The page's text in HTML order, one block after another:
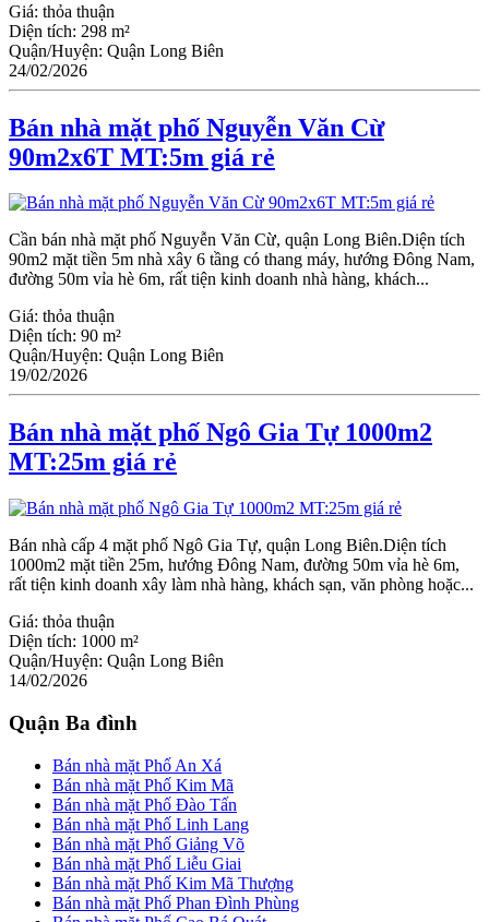
Giá: thỏa thuận
Diện tích: 298 m²
Quận/Huyện: Quận Long Biên
24/02/2026
Bán nhà mặt phố Nguyễn Văn Cừ
90m2x6T MT:5m giá rẻ
Cần bán nhà mặt phố Nguyễn Văn Cừ, quận Long Biên.Diện tích
90m2 mặt tiền 5m nhà xây 6 tầng có thang máy, hướng Đông Nam,
đường 50m vỉa hè 6m, rất tiện kinh doanh nhà hàng, khách...
Giá: thỏa thuận
Diện tích: 90 m²
Quận/Huyện: Quận Long Biên
19/02/2026
Bán nhà mặt phố Ngô Gia Tự 1000m2
MT:25m giá rẻ
Bán nhà cấp 4 mặt phố Ngô Gia Tự, quận Long Biên.Diện tích
1000m2 mặt tiền 25m, hướng Đông Nam, đường 50m vỉa hè 6m,
rất tiện kinh doanh xây làm nhà hàng, khách sạn, văn phòng hoặc...
Giá: thỏa thuận
Diện tích: 1000 m²
Quận/Huyện: Quận Long Biên
14/02/2026
Quận Ba đình
Bán nhà mặt Phố An Xá
Bán nhà mặt Phố Kim Mã
Bán nhà mặt Phố Đào Tấn
Bán nhà mặt Phố Linh Lang
Bán nhà mặt Phố Giảng Võ
Bán nhà mặt Phố Liễu Giai
Bán nhà mặt Phố Kim Mã Thượng
Bán nhà mặt Phố Phan Đình Phùng